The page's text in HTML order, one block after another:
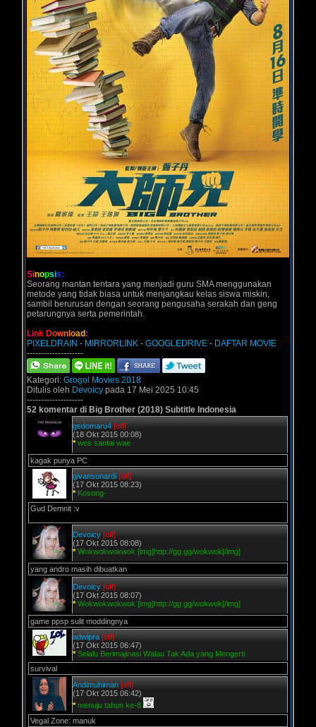
Sinopsis:
Seorang mantan tentara yang menjadi guru SMA menggunakan
metode yang tidak biasa untuk menjangkau kelas siswa miskin,
sambil berurusan dengan seorang pengusaha serakah dan geng
petarungnya serta pemerintah.
Link Download:
PIXELDRAIN - MIRRORLINK - GOOGLEDRIVE - DAFTAR MOVIE
--------------------
Kategori: Grogol Movies 2018
Ditulis oleh Devoicy pada 17 Mei 2025 10:45
--------------------
52 komentar di Big Brother (2018) Subtitle Indonesia
gedomaru4 [off]
(18 Okt 2015 00:08)
* wes santai wae
kagak punya PC
givansunardi [off]
(17 Okt 2015 08:23)
* Kosong-
Gud Demnit :v
Devoicy [off]
(17 Okt 2015 08:08)
* Wokwokwokwok [img]http://gg.gg/wokwok[/img]
yang andro masih dibuatkan
Devoicy [off]
(17 Okt 2015 08:07)
* Wokwokwokwok [img]http://gg.gg/wokwok[/img]
game ppsp sulit moddingnya
adwipra [off]
(17 Okt 2015 06:47)
* Selalu Berimajinasi Walau Tak Ada yang Mengerti
survival
Andimuhiman [off]
(17 Okt 2015 06:42)
* menuju tahun ke-8
Vegal Zone: manuk